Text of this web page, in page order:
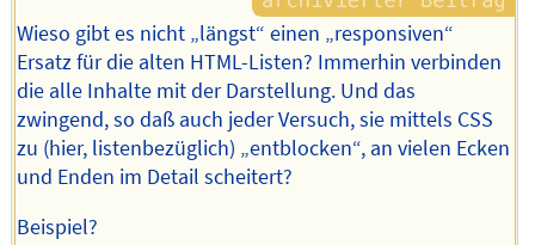
Wieso gibt es nicht „längst“ einen „responsiven“
Ersatz für die alten HTML-Listen? Immerhin verbinden
die alle Inhalte mit der Darstellung. Und das
zwingend, so daß auch jeder Versuch, sie mittels CSS
zu (hier, listenbezüglich) „entblocken“, an vielen Ecken
und Enden im Detail scheitert?
Beispiel?